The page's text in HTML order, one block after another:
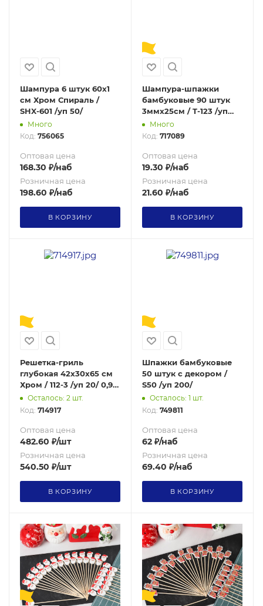
Шампура 6 штук 60х1
см Хром Спираль /
SHX-601 /уп 50/
Много
Код: 756065
Оптовая цена
168.30 ₽/наб
Розничная цена
198.60 ₽/наб
В КОРЗИНУ
Шампура-шпажки
бамбуковые 90 штук
3ммх25см / T-123 /уп
200/Много
Код: 717089
Оптовая цена
19.30 ₽/наб
Розничная цена
21.60 ₽/наб
В КОРЗИНУ
Решетка-гриль
глубокая 42х30х65 см
Хром / 112-3 /уп 20/ 0,95
решетка для барбекю/
Акция
Осталось: 2 шт.
Код: 714917
Оптовая цена
482.60 ₽/шт
Розничная цена
540.50 ₽/шт
В КОРЗИНУ
Шпажки бамбуковые
50 штук с декором /
S50 /уп 200/
Осталось: 1 шт.
Код: 749811
Оптовая цена
62 ₽/наб
Розничная цена
69.40 ₽/наб
В КОРЗИНУ